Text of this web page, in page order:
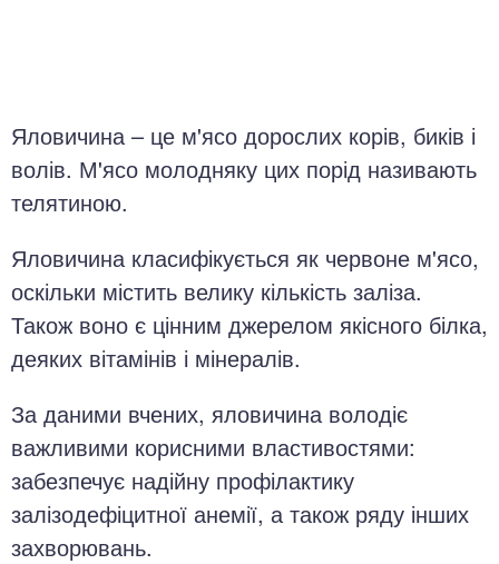
Яловичина – це м'ясо дорослих корів, биків і
волів. М'ясо молодняку цих порід називають
телятиною.
Яловичина класифікується як червоне м'ясо,
оскільки містить велику кількість заліза.
Також воно є цінним джерелом якісного білка,
деяких вітамінів і мінералів.
За даними вчених, яловичина володіє
важливими корисними властивостями:
забезпечує надійну профілактику
залізодефіцитної анемії, а також ряду інших
захворювань.